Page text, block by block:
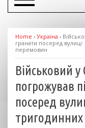
Home › Україна ›
гранати посеред
перемовин
Військовий
погрожував
посеред